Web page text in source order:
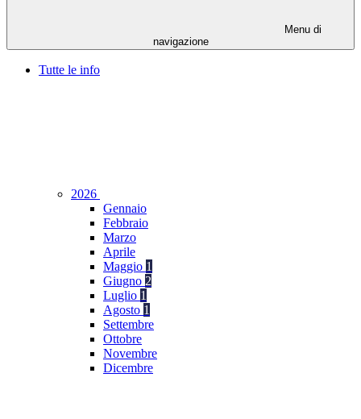
Menu di
navigazione
Tutte le info
2026
Gennaio
Febbraio
Marzo
Aprile
Maggio 1
Giugno 2
Luglio 1
Agosto 1
Settembre
Ottobre
Novembre
Dicembre